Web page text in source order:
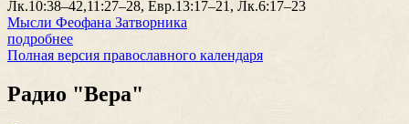
Лк.10:38–42,11:27–28, Евр.13:17–21, Лк.6:17–23
Мысли Феофана Затворника
подробнее
Полная версия православного календаря
Радио "Вера"